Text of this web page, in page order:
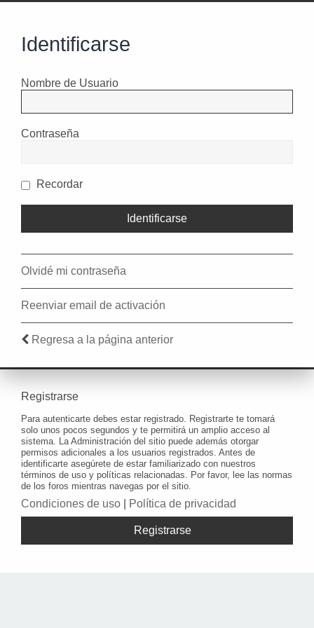
Identificarse
Nombre de Usuario
Contraseña
Recordar
Olvidé mi contraseña
Reenviar email de activación
Regresa a la página anterior
Registrarse
Para autenticarte debes estar registrado. Registrarte te tomará
solo unos pocos segundos y te permitirá un amplio acceso al
sistema. La Administración del sitio puede además otorgar
permisos adicionales a los usuarios registrados. Antes de
identificarte asegúrete de estar familiarizado con nuestros
términos de uso y políticas relacionadas. Por favor, lee las normas
de los foros mientras navegas por el sitio.
Condiciones de uso Política de privacidad
Registrarse